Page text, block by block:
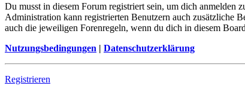
Du musst in diesem Forum registriert sein, um dich
Administration kann registrierten Benutzern auch zusätzliche
auch die jeweiligen Forenregeln, wenn du dich in diesem
Nutzungsbedingungen | Datenschutzerklärung
Registrieren